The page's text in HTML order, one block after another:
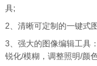
具;
2、清晰可定制的一键式
3、强大的图像编辑工具
锐化/模糊，调整照明/颜